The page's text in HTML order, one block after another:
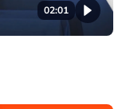
02:01